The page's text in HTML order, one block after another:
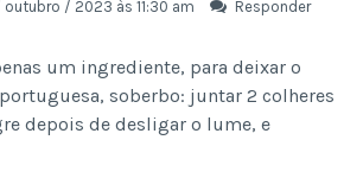
/ 2023 às 11:30 am Responder
um ingrediente, para deixar o
soberbo: juntar 2 colheres
depois de desligar o lume, e